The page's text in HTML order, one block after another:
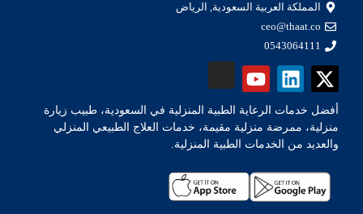
المملكة العربية السعودية, الرياض
ceo@thaat.co
0543064111
أفضل خدمات الرعاية الطبية المنزلية في السعودية، طبيب زيارة
منزلية، ممرضة منزلية مقيمة، خدمات العلاج الطبيعي المنزلي
والعديد من الخدمات الطبية المنزلية.